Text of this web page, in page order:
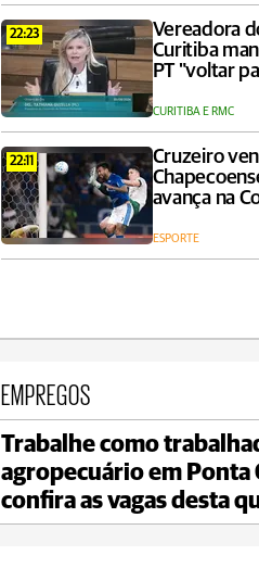
22:23
Vereadora
Curitiba
PT "voltar
CURITIBA E RMC
22:11
Cruzeiro
avança na
ESPORTE
Telêmaco
max 23°C
EMPREGOS
Trabalhe como
agropecuário em Ponta
confira as vagas desta